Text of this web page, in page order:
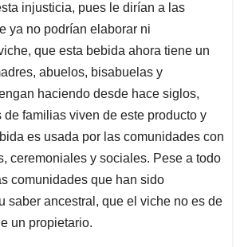
injusticia, pues le dirían a las
ya no podrían elaborar ni
que esta bebida ahora tiene un
abuelos, bisabuelas y
haciendo desde hace siglos,
de familias viven de este producto y
es usada por las comunidades con
ceremoniales y sociales. Pese a todo
comunidades que han sido
saber ancestral, que el viche no es de
un propietario.